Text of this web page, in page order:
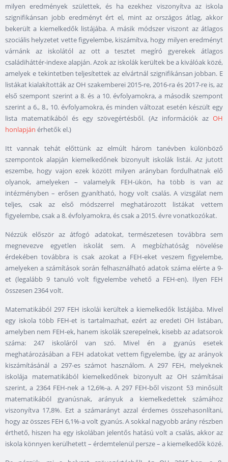
milyen eredmények születtek, és ha ezekhez viszonyítva az iskola
szignifikánsan jobb eredményt ért el, mint az országos átlag, akkor
bekerült a kiemelkedők listájába. A másik módszer viszont az átlagos
szociális helyzetet vette figyelembe, kiszámítva, hogy milyen eredményt
várnánk az iskolától az ott a tesztet megíró gyerekek átlagos
családiháttér-indexe alapján. Azok az iskolák kerültek be a kiválóak közé,
amelyek e tekintetben teljesítettek az elvártnál szignifikánsan jobban. E
listákat kialakították az OH szakemberei 2015-re, 2016-ra és 2017-re is, az
első szempont szerint a 8. és a 10. évfolyamokra, a második szempont
szerint a 6., 8., 10. évfolyamokra, és minden változat esetén készült egy
lista matematikából és egy szövegértésből. (Az információk az OH
honlapján érhetők el.)
Itt vannak tehát előttünk az elmúlt három tanévben különböző
szempontok alapján kiemelkedőnek bizonyult iskolák listái. Az jutott
eszembe, hogy vajon ezek között milyen arányban fordulhatnak elő
olyanok, amelyeken – valamelyik FEH-ükön, ha több is van az
intézményben – erősen gyanítható, hogy volt csalás. A vizsgálat nem
teljes, csak az első módszerrel meghatározott listákat vettem
figyelembe, csak a 8. évfolyamokra, és csak a 2015. évre vonatkozókat.
Nézzük először az átfogó adatokat, természetesen továbbra sem
megnevezve egyetlen iskolát sem. A megbízhatóság növelése
érdekében továbbra is csak azokat a FEH-eket veszem figyelembe,
amelyeken a számítások során felhasználható adatok száma elérte a 9-
et (legalább 9 tanuló volt figyelembe vehető a FEH-en). Ilyen FEH
összesen 2364 volt.
Matematikából 297 FEH iskolái kerültek a kiemelkedők listájába. Mivel
egy iskola több FEH-et is tartalmazhat, ezért az eredeti OH listában,
amelyben nem FEH-ek, hanem iskolák szerepelnek, kisebb az adatsorok
száma: 247 iskoláról van szó. Mivel én a gyanús esetek
meghatározásában a FEH adatokat vettem figyelembe, így az arányok
kiszámításánál a 297-es számot használom. A 297 FEH, melyeknek
iskolája matematikából kiemelkedőnek bizonyult az OH számításai
szerint, a 2364 FEH-nek a 12,6%-a. A 297 FEH-ből viszont 53 minősült
matematikából gyanúsnak, arányuk a kiemelkedettek számához
viszonyítva 17,8%. Ezt a számarányt azzal érdemes összehasonlítani,
hogy az összes FEH 6,1%-a volt gyanús. A sokkal nagyobb arány részben
érthető, hiszen ha egy iskolában jelentős hatású volt a csalás, akkor az
iskola könnyen kerülhetett – érdemtelenül persze – a kiemelkedők közé.